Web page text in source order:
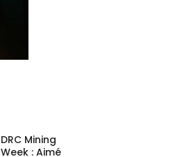
DRC Mining
Week : Aimé